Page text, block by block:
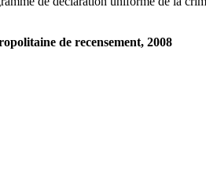
de recensement, 2008